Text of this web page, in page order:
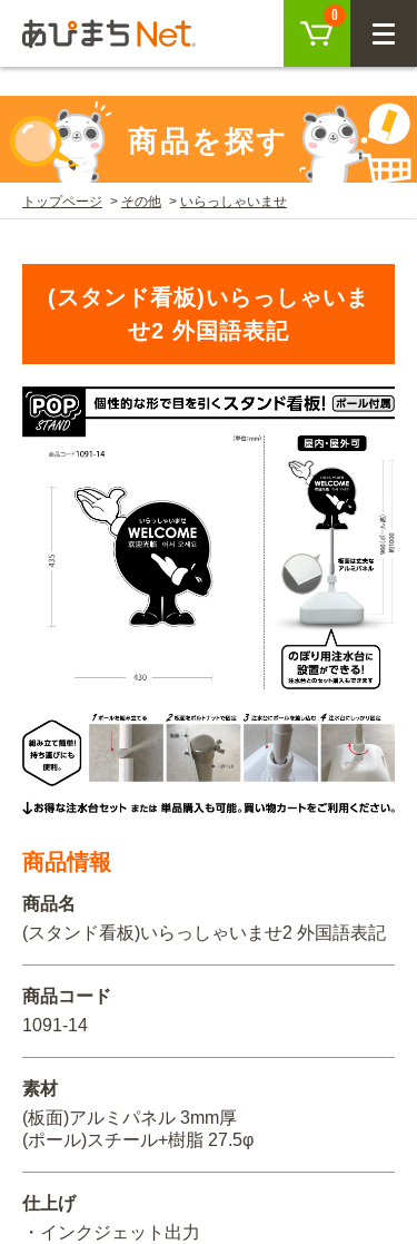
参考動画>>スタンド看板の組み立て方" /> 0
CLOSE
ログイン
会員登録
SEARCH
KEYWORD
注目キーワード
チュクミ 韓国グルメ 駐車場 鍋 夏
住まい・暮らし
地域・観光
イベント・季節 不動産・建築
車・バイク関連
OTHER ITEMS
ORIGINAL ORDER
ご利用ガイド
USER GUIDE
取り扱い商品一覧
既製デザイン商品注文方法
オリジナルオーダー注文方法
料金一覧
お支払方法
初めての方へ
BEGINNER'S GUIDE
初めての方へ トップ
お客様の声
オリジナルオーダー制作事例
商品を探す
トップページ その他 いらっしゃいませ
(スタンド看板)いらっしゃいま
せ2 外国語表記
商品情報
商品名
(スタンド看板)いらっしゃいませ2 外国語表記
商品コード
1091-14
素材
(板面)アルミパネル 3mm厚
(ポール)スチール+樹脂 27.5φ
仕上げ
・インクジェット出力